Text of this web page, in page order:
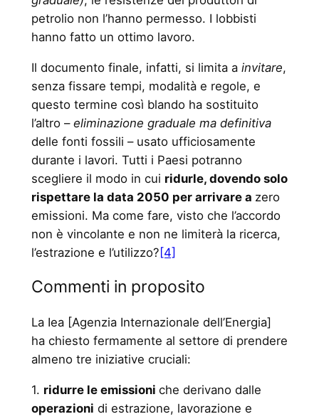
petrolio non l’hanno permesso. I lobbisti
hanno fatto un ottimo lavoro.
Il documento finale, infatti, si limita a invitare,
senza fissare tempi, modalità e regole, e
questo termine così blando ha sostituito
l’altro – eliminazione graduale ma definitiva
delle fonti fossili – usato ufficiosamente
durante i lavori. Tutti i Paesi potranno
scegliere il modo in cui ridurle, dovendo solo
rispettare la data 2050 per arrivare a zero
emissioni. Ma come fare, visto che l’accordo
non è vincolante e non ne limiterà la ricerca,
l’estrazione e l’utilizzo?[4]
Commenti in proposito
La Iea [Agenzia Internazionale dell’Energia]
ha chiesto fermamente al settore di prendere
almeno tre iniziative cruciali:
1. ridurre le emissioni che derivano dalle
operazioni di estrazione, lavorazione e